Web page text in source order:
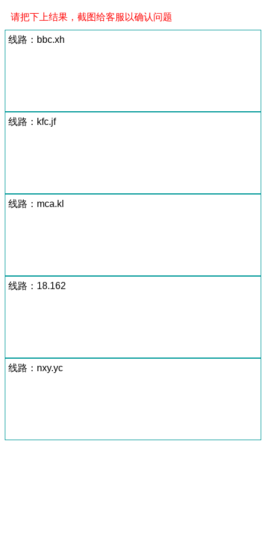
请把下上结果，截图给客服以确认问题
线路：bbc.xh
线路：kfc.jf
线路：mca.kl
线路：18.162
线路：nxy.yc